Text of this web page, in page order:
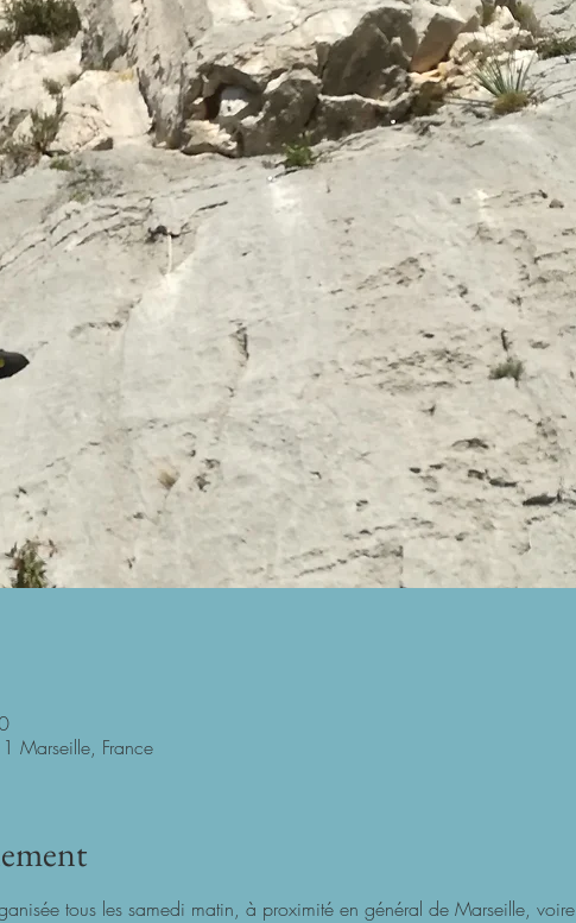
Marseille, France
tous les samedi matin, à proximité en général de Marseille, voire